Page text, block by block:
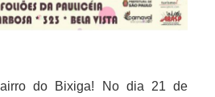
do Bixiga! No dia 21 de